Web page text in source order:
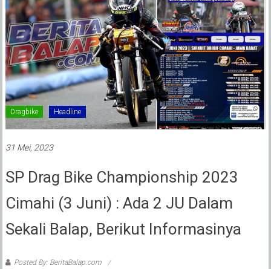
Dragbike Headline
31 Mei, 2023
SP Drag Bike Championship 2023
Cimahi (3 Juni) : Ada 2 JU Dalam
Sekali Balap, Berikut Informasinya
Posted By: BeritaBalap.com